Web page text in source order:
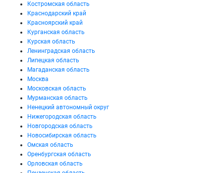
Костромская область
Краснодарский край
Красноярский край
Курганская область
Курская область
Ленинградская область
Липецкая область
Магаданская область
Москва
Московская область
Мурманская область
Ненецкий автономный округ
Нижегородская область
Новгородская область
Новосибирская область
Омская область
Оренбургская область
Орловская область